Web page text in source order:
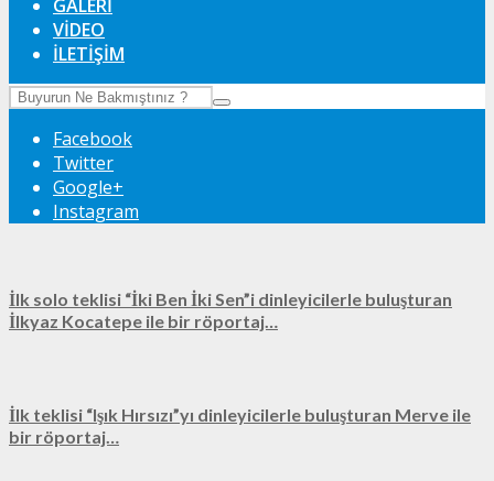
GALERI
VIDEO
İLETIŞIM
Facebook
Twitter
Google+
Instagram
İlk solo teklisi “İki Ben İki Sen”i dinleyicilerle buluşturan
İlkyaz Kocatepe ile bir röportaj…
İlk teklisi “Işık Hırsızı”yı dinleyicilerle buluşturan Merve ile
bir röportaj…